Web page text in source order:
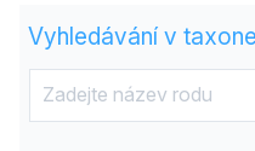
Vyhledávání v